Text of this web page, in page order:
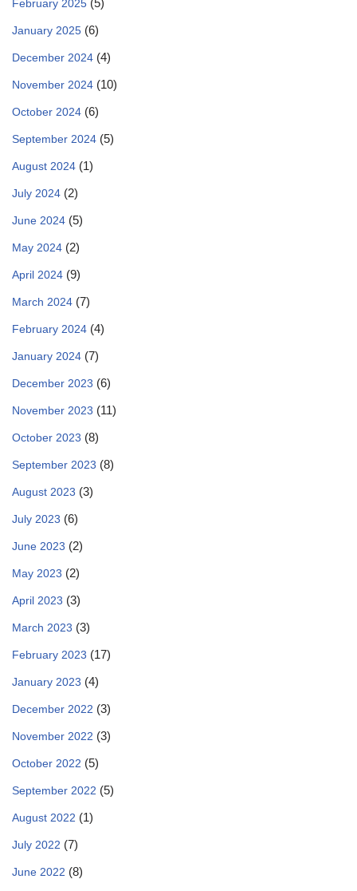
February 2025 (5)
January 2025 (6)
December 2024 (4)
November 2024 (10)
October 2024 (6)
September 2024 (5)
August 2024 (1)
July 2024 (2)
June 2024 (5)
May 2024 (2)
April 2024 (9)
March 2024 (7)
February 2024 (4)
January 2024 (7)
December 2023 (6)
November 2023 (11)
October 2023 (8)
September 2023 (8)
August 2023 (3)
July 2023 (6)
June 2023 (2)
May 2023 (2)
April 2023 (3)
March 2023 (3)
February 2023 (17)
January 2023 (4)
December 2022 (3)
November 2022 (3)
October 2022 (5)
September 2022 (5)
August 2022 (1)
July 2022 (7)
June 2022 (8)